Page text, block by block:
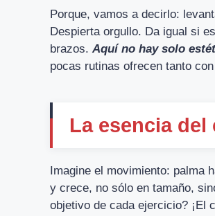
Porque, vamos a decirlo:
Despierta orgullo. Da igual si
brazos. Aquí no hay solo
pocas rutinas ofrecen tanto
La esencia
Imagine el movimiento: palma
y crece, no sólo en tamaño,
objetivo de cada ejercicio? ¡El